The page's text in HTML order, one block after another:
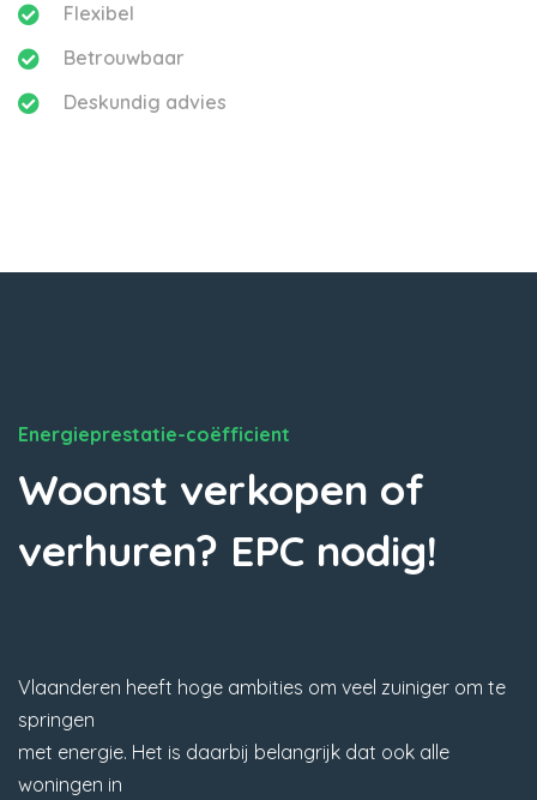
Flexibel
Betrouwbaar
Deskundig advies
Energieprestatie-coëfficient
Woonst verkopen of
verhuren? EPC nodig!
Vlaanderen heeft hoge ambities om veel zuiniger om te
springen
met energie. Het is daarbij belangrijk dat ook alle
woningen in